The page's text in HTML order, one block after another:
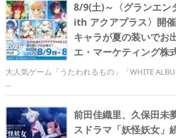
8/9(土)～〈グランエン
ith アクアプラス〉開
キャラが夏の装いでお
エ・マーケティング株
大人気ゲーム「うたわれるもの」「WHITE
...
前田佳織里、久保田未
スドラマ「妖怪妖女」